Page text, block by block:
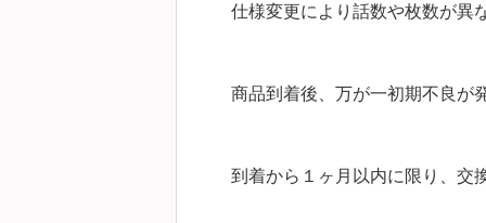
仕様変更により話数や枚数が異
商品到着後、万が一初期不良が
到着から１ヶ月以内に限り、交